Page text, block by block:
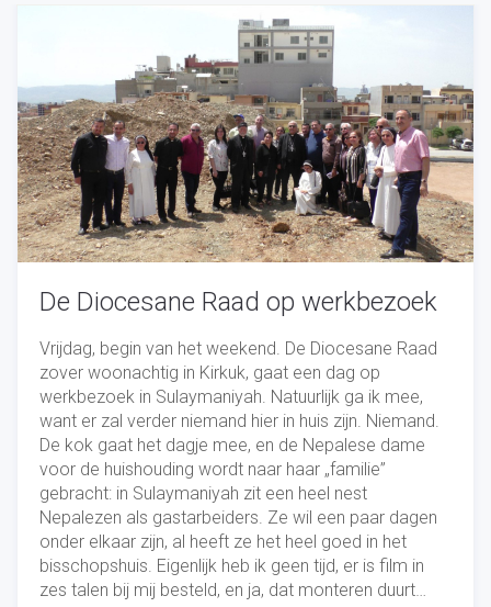
De Diocesane Raad op werkbezoek
Vrijdag, begin van het weekend. De Diocesane Raad
zover woonachtig in Kirkuk, gaat een dag op
werkbezoek in Sulaymaniyah. Natuurlijk ga ik mee,
want er zal verder niemand hier in huis zijn. Niemand.
De kok gaat het dagje mee, en de Nepalese dame
voor de huishouding wordt naar haar „familie”
gebracht: in Sulaymaniyah zit een heel nest
Nepalezen als gastarbeiders. Ze wil een paar dagen
onder elkaar zijn, al heeft ze het heel goed in het
bisschopshuis. Eigenlijk heb ik geen tijd, er is film in
zes talen bij mij besteld, en ja, dat monteren duurt…